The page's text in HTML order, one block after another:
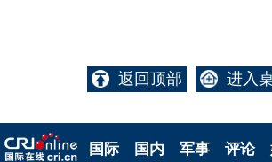
返回顶部 进入
国际 国内 军事 评论